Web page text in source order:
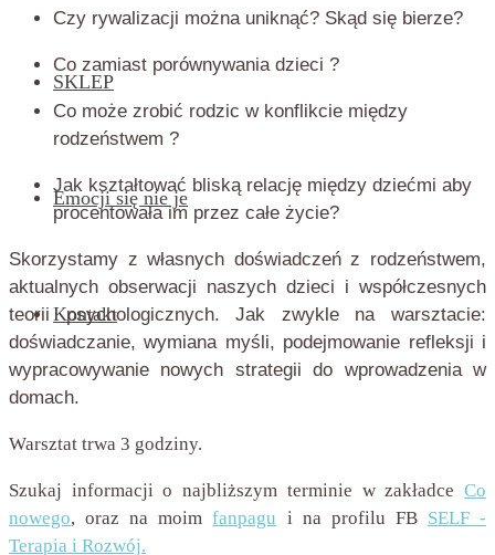
SKLEP
Emocji się nie je
Kontakt
Czy rywalizacji można uniknąć? Skąd się bierze?
Co zamiast porównywania dzieci ?
Co może zrobić rodzic w konflikcie między
rodzeństwem ?
Jak kształtować bliską relację między dziećmi aby
procentowała im przez całe życie?
Skorzystamy z własnych doświadczeń z rodzeństwem,
aktualnych obserwacji naszych dzieci i współczesnych
teorii psychologicznych. Jak zwykle na warsztacie:
doświadczanie, wymiana myśli, podejmowanie refleksji i
wypracowywanie nowych strategii do wprowadzenia w
domach.
Warsztat trwa 3 godziny.
Szukaj informacji o najbliższym terminie w zakładce Co
nowego, oraz na moimfanpagu i na profilu FB SELF -
Terapia i Rozwój.